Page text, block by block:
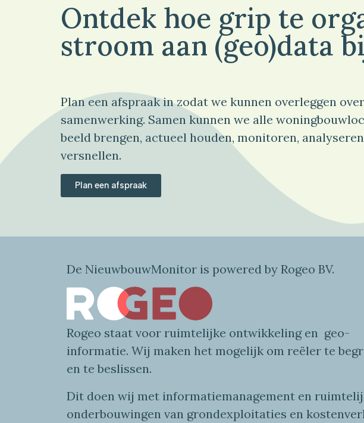
Ontdek hoe grip te
stroom aan (geo)data
Plan een afspraak in zodat we kunnen overleggen
samenwerking. Samen kunnen we alle
beeld brengen, actueel houden, monitoren,
versnellen.
Plan een afspraak
De NieuwbouwMonitor is powered by Rogeo BV.
Rogeo staat voor ruimtelijke ontwikkeling en geo-
informatie. Wij maken het mogelijk om reëler te
en te beslissen.
Dit doen wij met informatiemanagement en
onderbouwingen van grondexploitaties en